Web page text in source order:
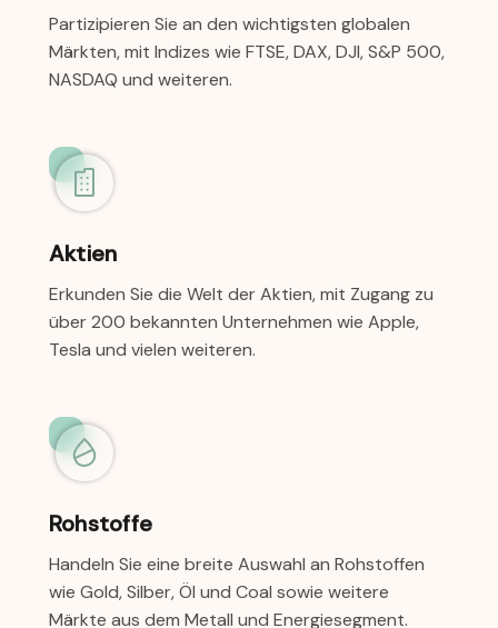
Partizipieren Sie an den wichtigsten globalen
Märkten, mit Indizes wie FTSE, DAX, DJI, S&P 500,
NASDAQ und weiteren.
Aktien
Erkunden Sie die Welt der Aktien, mit Zugang zu
über 200 bekannten Unternehmen wie Apple,
Tesla und vielen weiteren.
Rohstoffe
Handeln Sie eine breite Auswahl an Rohstoffen
wie Gold, Silber, Öl und Coal sowie weitere
Märkte aus dem Metall und Energiesegment.